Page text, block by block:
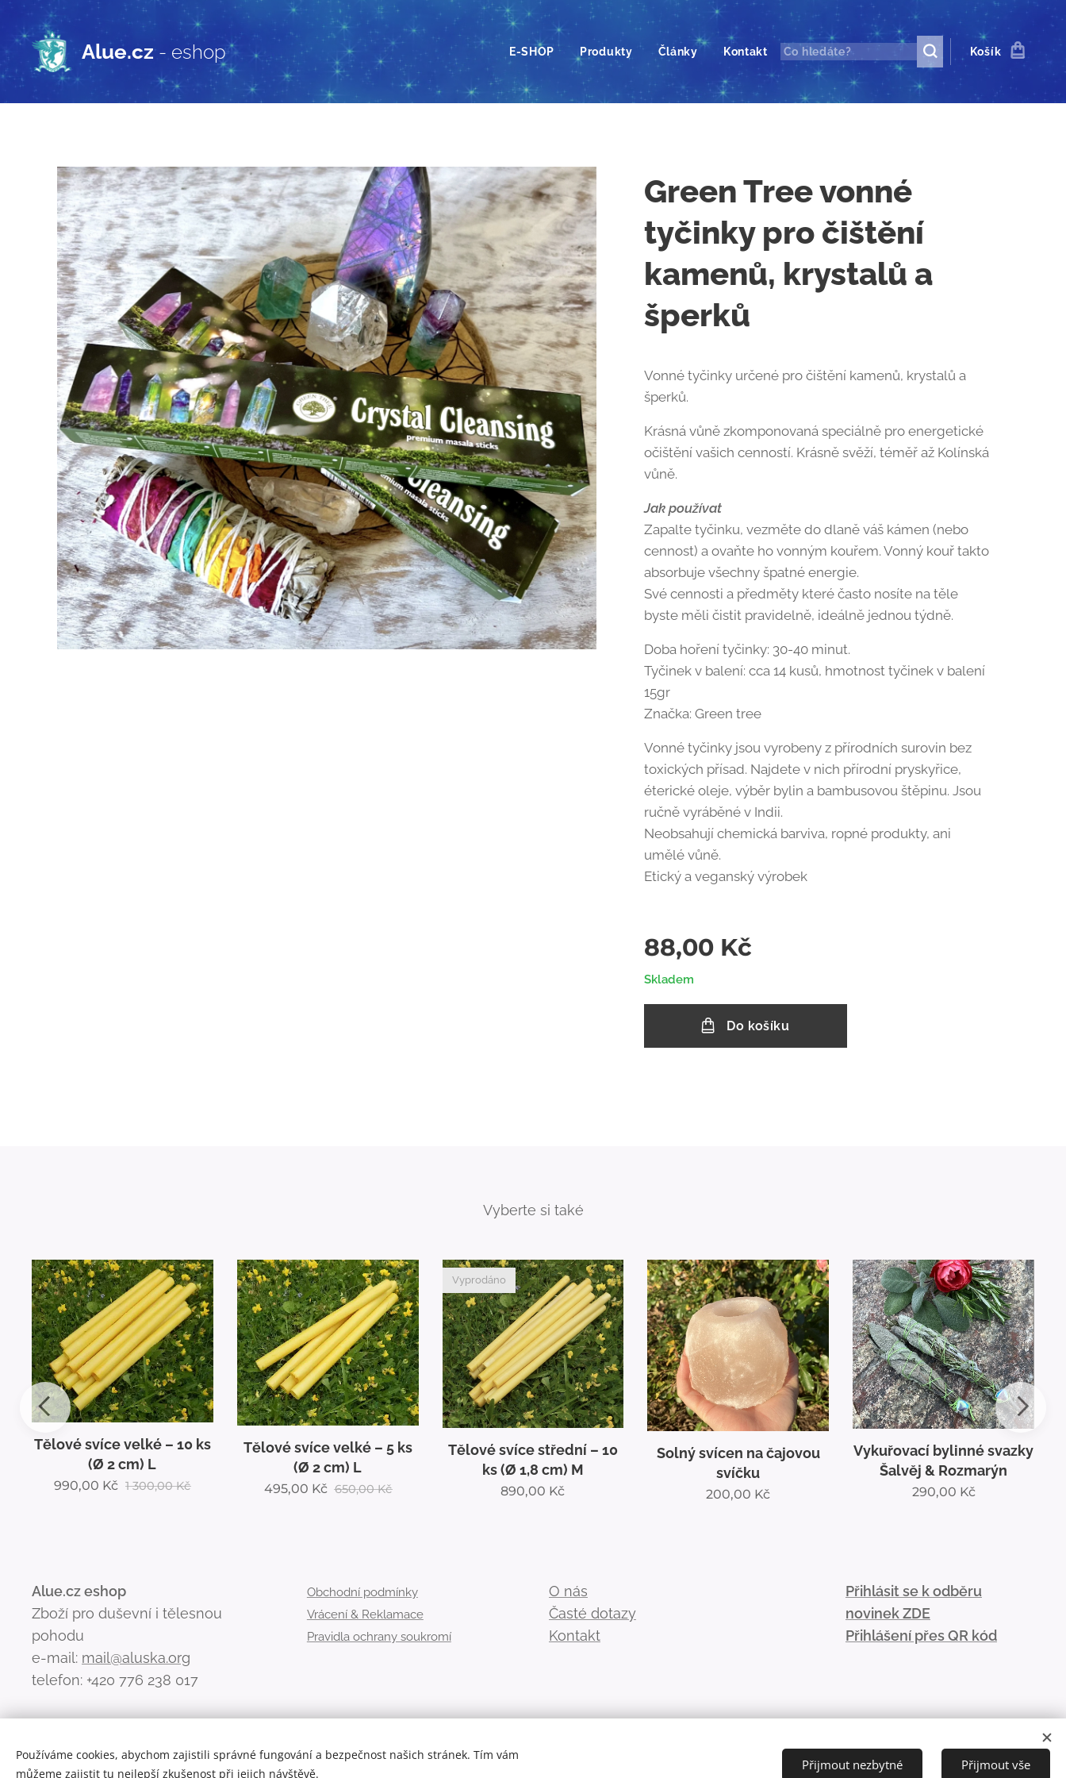
Alue.cz - eshop E-SHOP Produkty Články Kontakt Košík
Green Tree vonné
tyčinky pro čištění
kamenů, krystalů a
šperků
Vonné tyčinky určené pro čištění kamenů, krystalů a
šperků.
Krásná vůně zkomponovaná speciálně pro energetické
očištění vašich cenností. Krásně svěží, téměř až Kolínská
vůně.
Jak používat
Zapalte tyčinku, vezměte do dlaně váš kámen (nebo
cennost) a ovaňte ho vonným kouřem. Vonný kouř takto
absorbuje všechny špatné energie.
Své cennosti a předměty které často nosíte na těle
byste měli čistit pravidelně, ideálně jednou týdně.
Doba hoření tyčinky: 30-40 minut.
Tyčinek v balení: cca 14 kusů, hmotnost tyčinek v balení
15gr
Značka: Green tree
Vonné tyčinky jsou vyrobeny z přírodních surovin bez
toxických přísad. Najdete v nich přírodní pryskyřice,
éterické oleje, výběr bylin a bambusovou štěpinu. Jsou
ručně vyráběné v Indii.
Neobsahují chemická barviva, ropné produkty, ani
umělé vůně.
Etický a veganský výrobek
88,00 Kč
Skladem
Do košíku
Vyberte si také
Tělové svíce velké – 10 ks
(Ø 2 cm) L
990,00 Kč 1 300,00Kč
Tělové svíce velké – 5 ks
(Ø 2 cm) L
495,00 Kč 650,00Kč
Tělové svíce střední – 10
ks (Ø 1,8 cm) M
Vyprodáno
890,00 Kč
Solný svícen na čajovou
svíčku
200,00 Kč
Vykuřovací bylinné svazky
Šalvěj & Rozmarýn
290,00 Kč
Alue.cz eshop
Zboží pro duševní i tělesnou
pohodu
e-mail: mail@aluska.org
telefon: +420 776 238 017
Obchodní podmínky
Vrácení & Reklamace
Pravidla ochrany soukromí
O nás
Časté dotazy
Kontakt
Přihlásit se k odběru
novinek ZDE
Přihlášení přes QR kód💌
Používáme cookies, abychom zajistili správné fungování a bezpečnost našich stránek. Tím vám
můžeme zajistit tu nejlepší zkušenost při jejich návštěvě.
Přijmout nezbytné Přijmout vše